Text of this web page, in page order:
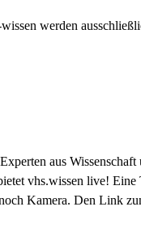
werden
aus
vhs.wissen live!
Kamera. Den Link